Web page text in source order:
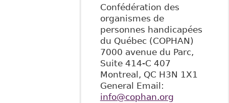
Confédération des
organismes de
personnes handicapées
du Québec (COPHAN)
7000 avenue du Parc,
Suite 414-C 407
Montreal , QC H3N 1X1
General Email:
info@cophan.org